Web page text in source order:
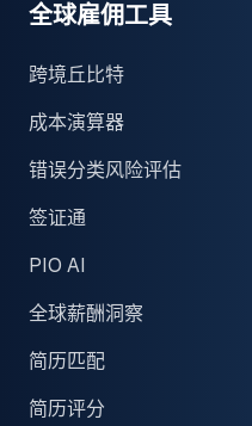
全球雇佣工具
跨境丘比特
成本演算器
错误分类风险评估
签证通
PIO AI
全球薪酬洞察
简历匹配
简历评分